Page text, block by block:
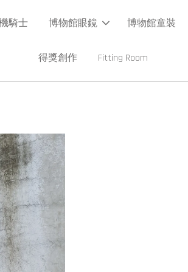
騎士 博物館眼鏡 博物館童裝
得獎創作 Fitting Room